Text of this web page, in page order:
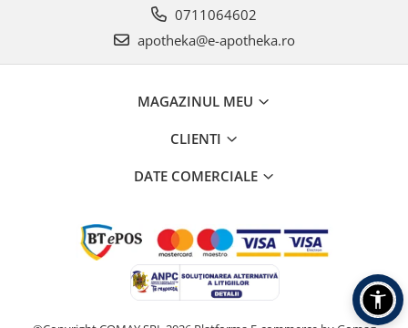
0711064602
apotheka@e-apotheka.ro
MAGAZINUL MEU
CLIENTI
DATE COMERCIALE